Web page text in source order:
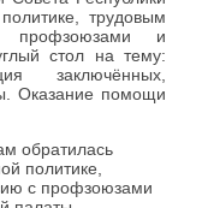
трудовым
профзоюзами и
стол на тему:
заключённых,
Оказание помощи
обратилась
политике,
с профзоюзами